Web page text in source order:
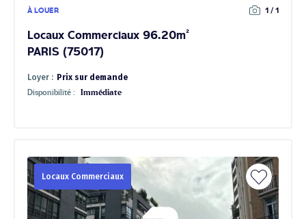
À LOUER 1 / 1
Locaux Commerciaux 96.20m²
PARIS (75017)
Loyer : Prix sur demande
Disponibilité : Immédiate
Locaux Commerciaux